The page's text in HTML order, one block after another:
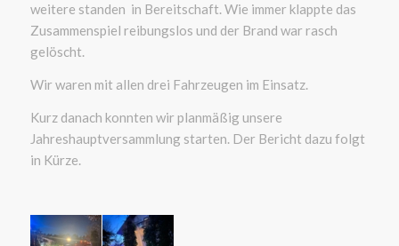
weitere standen in Bereitschaft. Wie immer klappte das
Zusammenspiel reibungslos und der Brand war rasch
gelöscht.
Wir waren mit allen drei Fahrzeugen im Einsatz.
Kurz danach konnten wir planmäßig unsere
Jahreshauptversammlung starten. Der Bericht dazu folgt
in Kürze.